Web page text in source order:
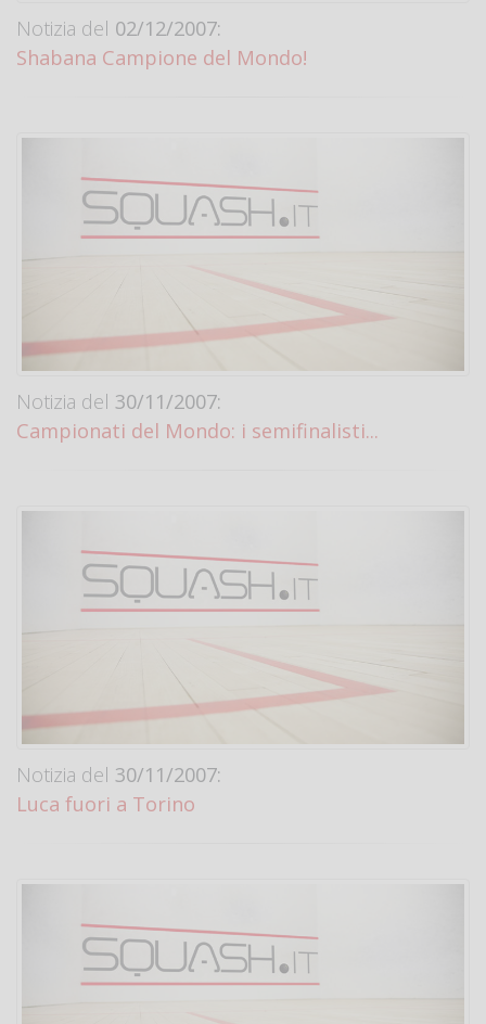
Notizia del 02/12/2007:
Shabana Campione del Mondo!
Notizia del 30/11/2007:
Campionati del Mondo: i semifinalisti...
Notizia del 30/11/2007:
Luca fuori a Torino